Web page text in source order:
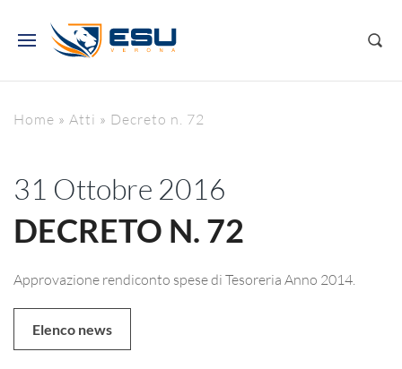
Home » Atti » Decreto n. 72
31 Ottobre 2016
DECRETO N. 72
Approvazione rendiconto spese di Tesoreria Anno 2014.
Elenco news